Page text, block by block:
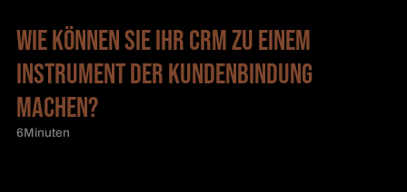
WIE KÖNNEN SIE IHR CRM ZU EINEM
INSTRUMENT DER KUNDENBINDUNG
MACHEN?
6Minuten